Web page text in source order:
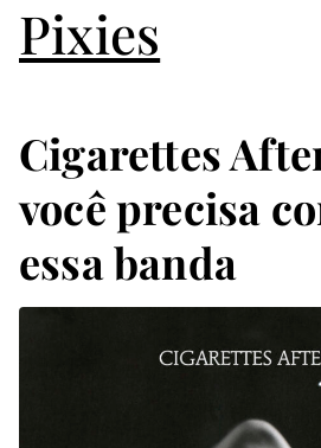
Pixies
Cigarettes
você precisa
essa banda